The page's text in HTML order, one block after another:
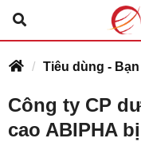
Tiêu dùng -
Công ty CP
cao ABIPHA